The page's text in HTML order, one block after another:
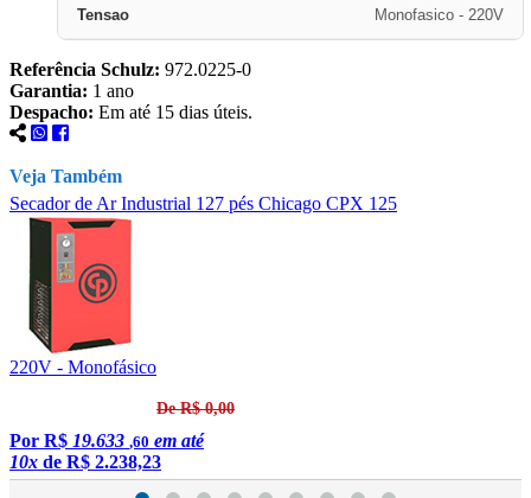
Tensao Monofasico - 220V
Referência Schulz: 972.0225-0
Garantia: 1 ano
Despacho: Em até 15 dias úteis.
Veja Também
Secador de Ar Industrial 127 pés Chicago CPX 125
220V - Monofásico
De R$ 0,00
Por R$ 19.633 ,60 em até
10x de R$ 2.238,23